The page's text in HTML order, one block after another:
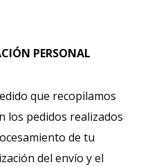
PERSONAL
que recopilamos
los pedidos realizados
de tu
del envío y el